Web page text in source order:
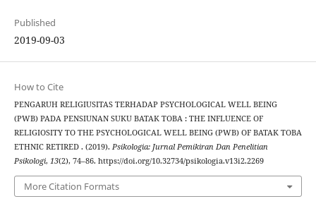
Published
2019-09-03
How to Cite
PENGARUH RELIGIUSITAS TERHADAP PSYCHOLOGICAL WELL BEING
(PWB) PADA PENSIUNAN SUKU BATAK TOBA : THE INFLUENCE OF
RELIGIOSITY TO THE PSYCHOLOGICAL WELL BEING (PWB) OF BATAK TOBA
ETHNIC RETIRED . (2019). Psikologia: Jurnal Pemikiran Dan Penelitian
Psikologi, 13(2), 74–86. https://doi.org/10.32734/psikologia.v13i2.2269
More Citation Formats